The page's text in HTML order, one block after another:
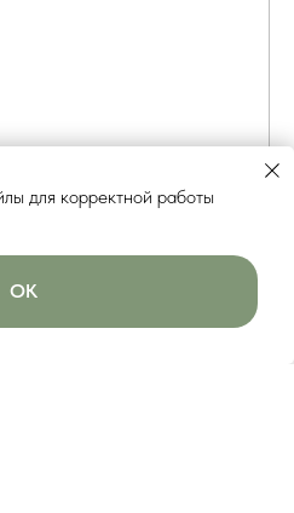
для корректной работы
ОК